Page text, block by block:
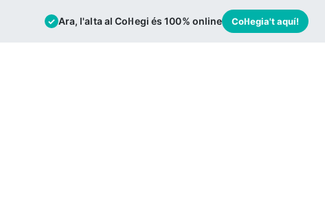
✓ Ara, l'alta al Col·legi és 100% online Col·legia't aquí!